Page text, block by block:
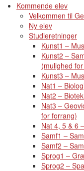
Kommende elev
Velkommen til
Ny elev
Studieretninger
Kunst1 –
Kunst2 –
(mulighed
Kunst3 –
Nat1 –
Nat2 –
Nat3 –
for forrang)
Nat 4, 5 & 6
Samf1 –
Samf2 –
Sprog1 –
Sprog2 –